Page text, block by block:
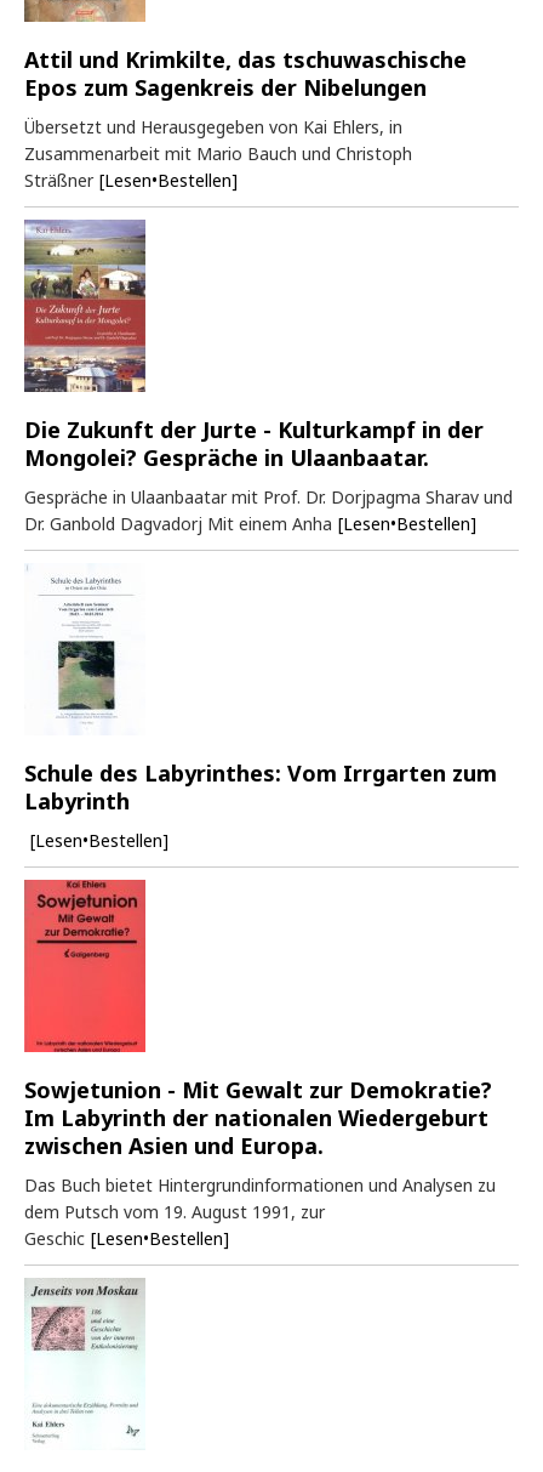
Attil und Krimkilte, das tschuwaschische
Epos zum Sagenkreis der Nibelungen
Übersetzt und Herausgegeben von Kai Ehlers, in
Zusammenarbeit mit Mario Bauch und Christoph
Sträßner [Lesen•Bestellen]
Die Zukunft der Jurte - Kulturkampf in der
Mongolei? Gespräche in Ulaanbaatar.
Gespräche in Ulaanbaatar mit Prof. Dr. Dorjpagma Sharav und
Dr. Ganbold Dagvadorj Mit einem Anha [Lesen•Bestellen]
Schule des Labyrinthes: Vom Irrgarten zum
Labyrinth
[Lesen•Bestellen]
Sowjetunion - Mit Gewalt zur Demokratie?
Im Labyrinth der nationalen Wiedergeburt
zwischen Asien und Europa.
Das Buch bietet Hintergrundinformationen und Analysen zu
dem Putsch vom 19. August 1991, zur
Geschic [Lesen•Bestellen]